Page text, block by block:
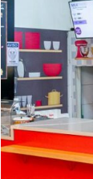
Seg